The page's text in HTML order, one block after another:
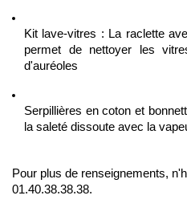
Kit lave-vitres : La raclette
permet de nettoyer les
d'auréoles
Serpillières en coton et
la saleté dissoute avec la
Pour plus de renseignements,
01.40.38.38.38.